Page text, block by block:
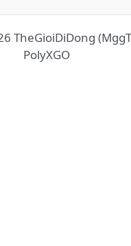
TheGioiDiDong
PolyXGO